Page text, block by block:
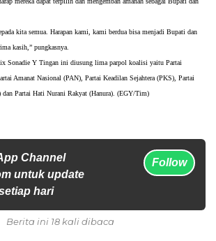
kita semua. Harapan kami, kami berdua bisa menjadi Bupati dan
kasih,” pungkasnya.
Sonadie Y Tingan ini diusung lima parpol koalisi yaitu Partai
Amanat Nasional (PAN), Partai Keadilan Sejahtera (PKS), Partai
dan Partai Hati Nurani Rakyat (Hanura). (EGY/Tim)
Channel
untuk update
hari
Follow
Berita ini 18 kali dibaca